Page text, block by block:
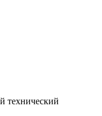
технический